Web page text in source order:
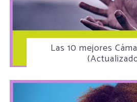
Las 10 mejores